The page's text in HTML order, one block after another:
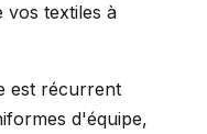
vos textiles à
est récurrent
d'équipe,